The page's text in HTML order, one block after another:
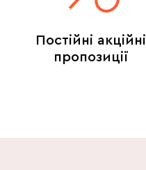
Постійні акційні
пропозиції